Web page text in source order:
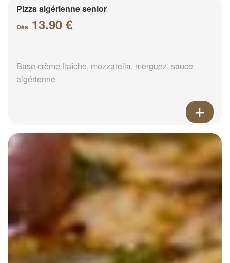
Pizza algérienne senior
Dès 13.90 €
Base crème fraîche, mozzarella, merguez, sauce
algérienne